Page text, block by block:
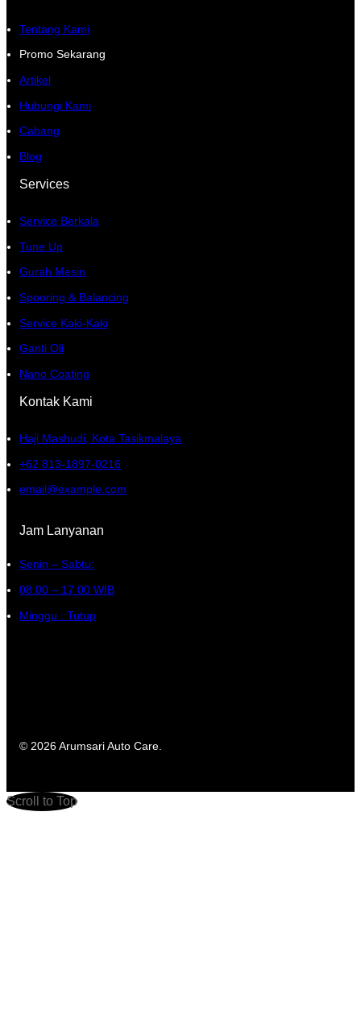
Tentang Kami
Promo Sekarang
Artikel
Hubungi Kami
Cabang
Blog
Services
Service Berkala
Tune Up
Gurah Mesin
Spooring & Balancing
Service Kaki-Kaki
Ganti Oli
Nano Coating
Kontak Kami
Haji Mashudi, Kota Tasikmalaya
+62 813-1897-0216
email@example.com
Jam Lanyanan
Senin – Sabtu:
08.00 – 17.00 WIB
Minggu : Tutup
© 2026 Arumsari Auto Care.
Scroll to Top